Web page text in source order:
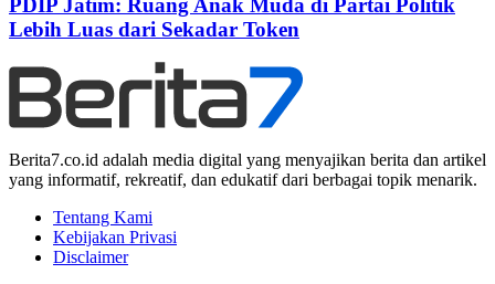
Lebih Luas dari Sekadar Token
Berita7.co.id adalah media digital yang menyajikan berita dan artikel
yang informatif, rekreatif, dan edukatif dari berbagai topik menarik.
Tentang Kami
Kebijakan Privasi
Disclaimer